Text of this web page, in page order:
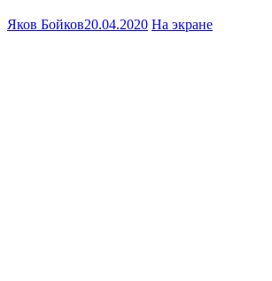
Яков Бойков20.04.2020 На экране